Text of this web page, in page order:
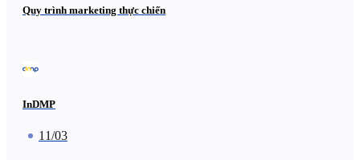
Quy trình marketing thực chiến
InDMP
11/03